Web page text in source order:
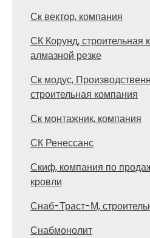
Ск вектор, компания
СК Корунд, строительная
алмазной резке
Ск модус,
строительная компания
Ск монтажник, компания
СК Ренессанс
Скиф, компания по
кровли
Снаб-Траст-М,
Снабмонолит